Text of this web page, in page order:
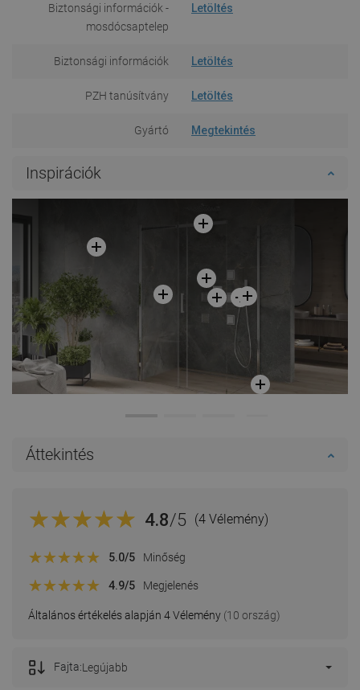
Biztonsági információk -
mosdócsaptelep
Letöltés
Biztonsági információk Letöltés
PZH tanúsítvány Letöltés
Gyártó Megtekintés
Inspirációk
Áttekintés
4.8/5 (4 Vélemény)
Általános értékelés alapján 4 Vélemény (10 ország)
5.0/5 Minőség
4.9/5 Megjelenés
Fajta:Legújabb